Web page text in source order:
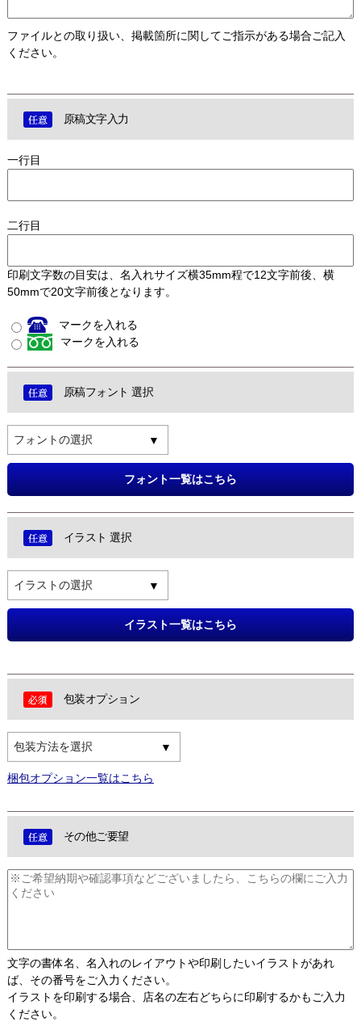
ファイルとの取り扱い、掲載箇所に関してご指示がある場合ご記入
ください。
原稿文字入力
一行目
二行目
印刷文字数の目安は、名入れサイズ横35mm程で12文字前後、横
50mmで20文字前後となります。
マークを入れる
マークを入れる
原稿フォント 選択
フォントの選択
フォント一覧はこちら
イラスト 選択
イラストの選択
イラスト一覧はこちら
包装オプション
包装方法を選択
梱包オプション一覧はこちら
その他ご要望
文字の書体名、名入れのレイアウトや印刷したいイラストがあれ
ば、その番号をご入力ください。
イラストを印刷する場合、店名の左右どちらに印刷するかもご入力
ください。